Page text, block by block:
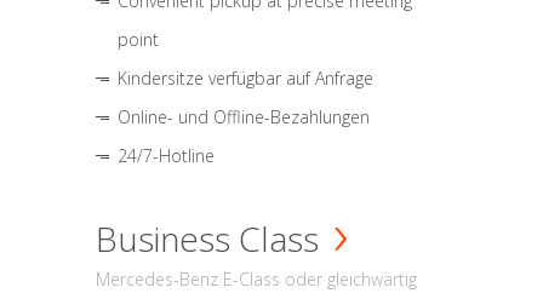
point
Kindersitze verfügbar auf Anfrage
Online- und Offline-Bezahlungen
24/7-Hotline
Business Class
Mercedes-Benz E-Class oder gleichwärtig